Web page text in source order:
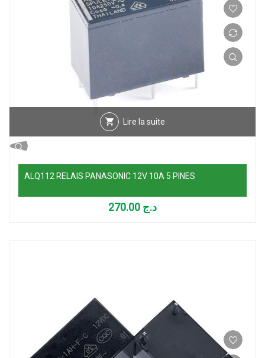
Lire la suite
ALQ112 RELAIS PANASONIC 12V 10A 5 PINES
د.ج